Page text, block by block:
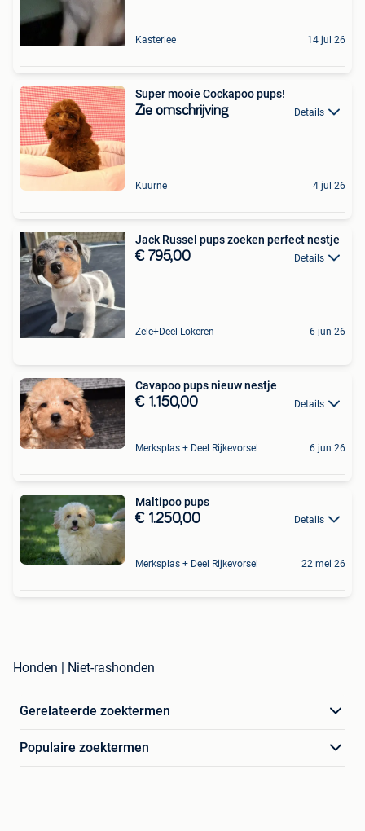
Kasterlee 14 jul 26
Super mooie Cockapoo pups!
Zie omschrijving Details
Kuurne 4 jul 26
Jack Russel pups zoeken perfect nestje
€ 795,00 Details
Zele+Deel Lokeren 6 jun 26
Cavapoo pups nieuw nestje
€ 1.150,00 Details
Merksplas + Deel Rijkevorsel 6 jun 26
Maltipoo pups
€ 1.250,00 Details
Merksplas + Deel Rijkevorsel 22 mei 26
Honden | Niet-rashonden
Gerelateerde zoektermen
Populaire zoektermen